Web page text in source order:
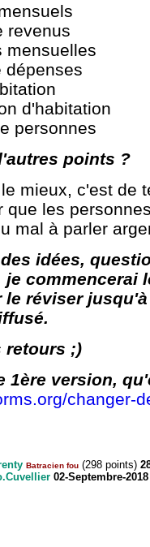
revenus
mensuelles
dépenses
d'habitation
personnes
points ?
mieux, c'est de
que les
mal à parler
idées,
je commencerai
le réviser
retours ;)
1ère version,
changer-
Batracien fou (298 points)
02-Septembre-2018